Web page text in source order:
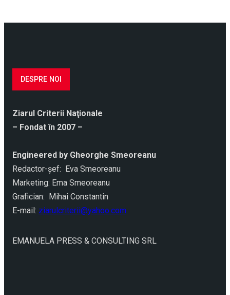
DESPRE NOI
Ziarul Criterii Naţionale
– Fondat în 2007 –
Engineered by Gheorghe Smeoreanu
Redactor-şef: Eva Smeoreanu
Marketing: Ema Smeoreanu
Grafician: Mihai Constantin
E-mail: ziarulcriterii@yahoo.com
EMANUELA PRESS & CONSULTING SRL